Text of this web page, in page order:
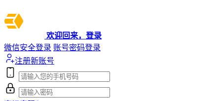
欢迎回来，登录
微信安全登录 账号密码登录
注册新账号